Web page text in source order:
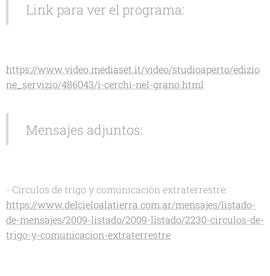
Link para ver el programa:
https://www.video.mediaset.it/video/studioaperto/edizio
ne_servizio/486043/i-cerchi-nel-grano.html
Mensajes adjuntos:
- Círculos de trigo y comunicación extraterrestre:
https://www.delcieloalatierra.com.ar/mensajes/listado-
de-mensajes/2009-listado/2009-listado/2230-circulos-de-
trigo-y-comunicacion-extraterrestre